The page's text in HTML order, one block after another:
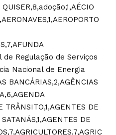
de Regulação de Serviços
Nacional de Energia
BANCÁRIAS,2,AGÊNCIAS
TRÂNSITO,1,AGENTES DE
DE